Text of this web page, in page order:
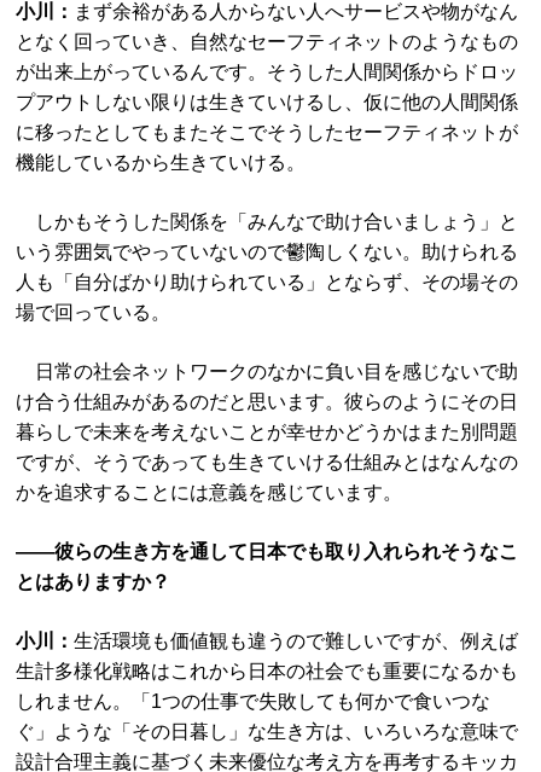
小川： まず余裕がある人からない人へサービスや物がなん
となく回っていき、自然なセーフティネットのようなもの
が出来上がっているんです。そうした人間関係からドロッ
プアウトしない限りは生きていけるし、仮に他の人間関係
に移ったとしてもまたそこでそうしたセーフティネットが
機能しているから生きていける。
しかもそうした関係を「みんなで助け合いましょう」と
いう雰囲気でやっていないので鬱陶しくない。助けられる
人も「自分ばかり助けられている」とならず、その場その
場で回っている。
日常の社会ネットワークのなかに負い目を感じないで助
け合う仕組みがあるのだと思います。彼らのようにその日
暮らしで未来を考えないことが幸せかどうかはまた別問題
ですが、そうであっても生きていける仕組みとはなんなの
かを追求することには意義を感じています。
――彼らの生き方を通して日本でも取り入れられそうなこ
とはありますか？
小川：生活環境も価値観も違うので難しいですが、例えば
生計多様化戦略はこれから日本の社会でも重要になるかも
しれません。「1つの仕事で失敗しても何かで食いつな
ぐ」ような「その日暮し」な生き方は、いろいろな意味で
設計合理主義に基づく未来優位な考え方を再考するキッカ